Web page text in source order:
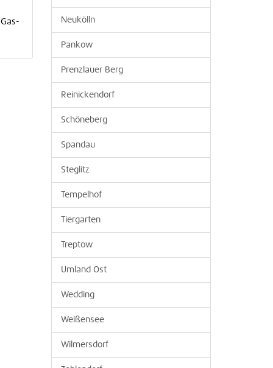
Neukölln
Pankow
Prenzlauer Berg
Reinickendorf
Schöneberg
Spandau
Steglitz
Tempelhof
Tiergarten
Treptow
Umland Ost
Wedding
Weißensee
Wilmersdorf